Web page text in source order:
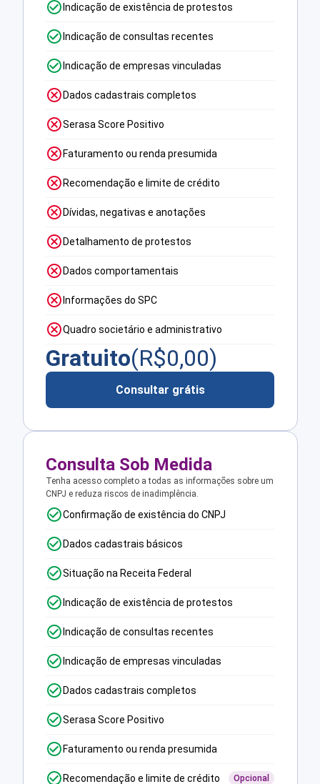
Indicação de existência de protestos
Indicação de consultas recentes
Indicação de empresas vinculadas
Dados cadastrais completos
Serasa Score Positivo
Faturamento ou renda presumida
Recomendação e limite de crédito
Dívidas, negativas e anotações
Detalhamento de protestos
Dados comportamentais
Informações do SPC
Quadro societário e administrativo
Gratuito(R$0,00)
Consultar grátis
Consulta Sob Medida
Tenha acesso completo a todas as informações sobre um
CNPJ e reduza riscos de inadimplência.
Confirmação de existência do CNPJ
Dados cadastrais básicos
Situação na Receita Federal
Indicação de existência de protestos
Indicação de consultas recentes
Indicação de empresas vinculadas
Dados cadastrais completos
Serasa Score Positivo
Faturamento ou renda presumida
Recomendação e limite de crédito Opcional